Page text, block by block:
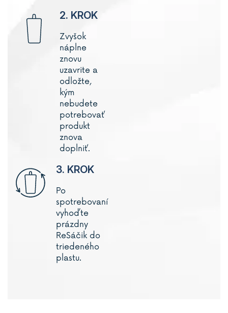
2. KROK
Zvyšok
náplne
znovu
uzavrite a
odložte,
kým
nebudete
potrebovať
produkt
znova
doplniť.
3. KROK
Po
spotrebovaní
vyhoďte
prázdny
ReSáčik do
triedeného
plastu.